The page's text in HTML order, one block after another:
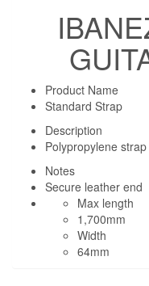
Product Name
Standard Strap
Description
Polypropylene strap
Notes
Secure leather end
Max length
1,700mm
Width
64mm